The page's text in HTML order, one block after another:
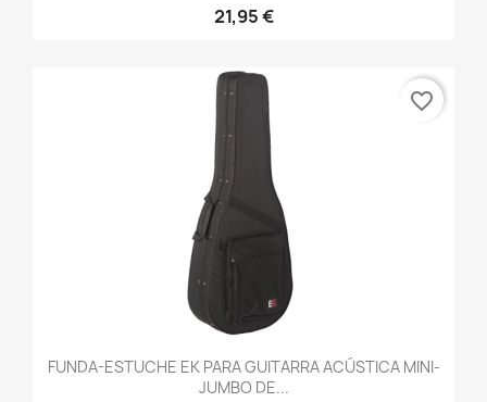
21,95 €
FUNDA-ESTUCHE EK PARA GUITARRA ACÚSTICA MINI-
JUMBO DE...
favorite_border